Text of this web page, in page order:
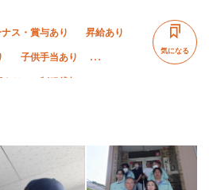
ス・賞与あり 昇給あり
子供手当あり
気になる